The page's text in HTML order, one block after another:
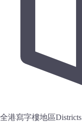
全港寫字樓地區Districts